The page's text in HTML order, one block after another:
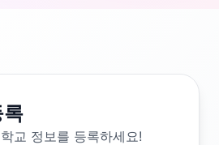
록
교 정보를 등록하세요!